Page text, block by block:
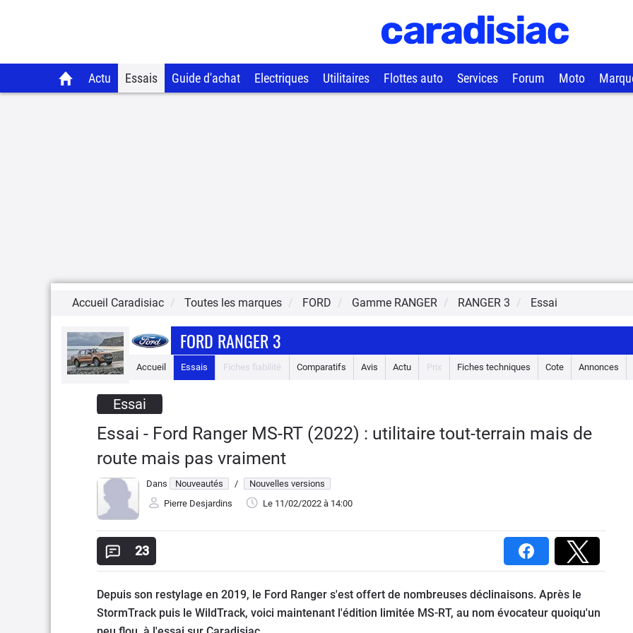
Actu Essais Guide d'achat Electriques Utilitaires Flottes auto Services Forum Moto
Accueil Caradisiac Toutes les marques FORD Gamme RANGER RANGER 3 Essai
FORD RANGER 3
Accueil Essais Fiches fiabilité Comparatifs Avis Actu Prix Fiches techniques Cote Annonces
Essai
Essai - Ford Ranger MS-RT (2022) : utilitaire tout-terrain mais de
route mais pas vraiment
Dans Nouveautés /
Nouvelles versions
Pierre Desjardins
Le 11/02/2022 à 14:00
23
Depuis son restylage en 2019, le Ford Ranger s'est offert de nombreuses déclinaisons. Après le
StormTrack puis le WildTrack, voici maintenant l'édition limitée MS-RT, au nom évocateur quoiqu'un